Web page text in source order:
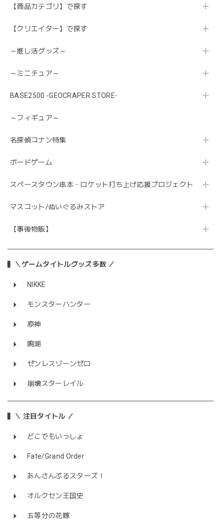
【商品カテゴリ】で探す
【クリエイター】で探す
～推し活グッズ～
～ミニチュア～
BASE2500 -GEOCRAPER STORE-
～フィギュア～
名探偵コナン特集
ボードゲーム
スペースタウン串本・ロケット打ち上げ応援プロジェクト
マスコット/ぬいぐるみストア
【事後物販】
＼ゲームタイトルグッズ多数 ／
NIKKE
モンスターハンター
原神
鳴潮
ゼンレスゾーンゼロ
崩壊スターレイル
＼ 注目タイトル ／
どこでもいっしょ
Fate/Grand Order
あんさんぶるスターズ！
オルクセン王国史
五等分の花嫁